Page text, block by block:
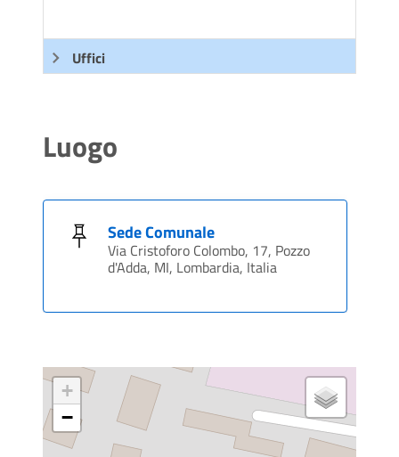
Uffici
Luogo
Sede Comunale
Via Cristoforo Colombo, 17, Pozzo
d'Adda, MI, Lombardia, Italia
+
−